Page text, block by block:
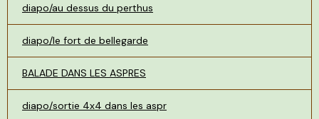
diapo/au dessus du perthus
diapo/le fort de bellegarde
BALADE DANS LES ASPRES
diapo/sortie 4x4 dans les aspr